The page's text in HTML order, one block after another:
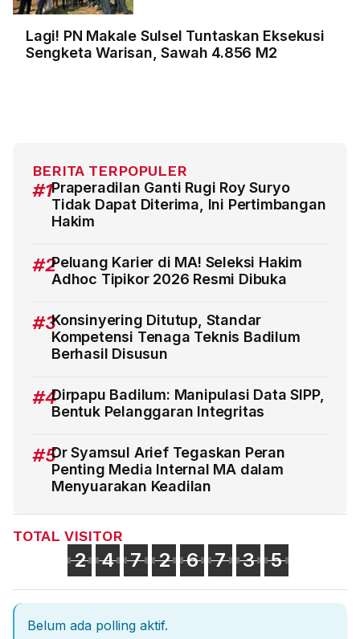
Lagi! PN Makale Sulsel Tuntaskan Eksekusi
Sengketa Warisan, Sawah 4.856 M2
BERITA TERPOPULER
#1Praperadilan Ganti Rugi Roy Suryo
Tidak Dapat Diterima, Ini Pertimbangan
Hakim
#2Peluang Karier di MA! Seleksi Hakim
Adhoc Tipikor 2026 Resmi Dibuka
#3Konsinyering Ditutup, Standar
Kompetensi Tenaga Teknis Badilum
Berhasil Disusun
#4Dirpapu Badilum: Manipulasi Data SIPP,
Bentuk Pelanggaran Integritas
#5Dr Syamsul Arief Tegaskan Peran
Penting Media Internal MA dalam
Menyuarakan Keadilan
TOTAL VISITOR
2 4 7 2 6 7 3 5
Belum ada polling aktif.